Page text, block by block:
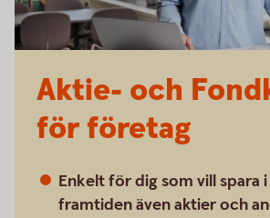
Aktie- och
för företag
Enkelt för dig som vill spara
framtiden även aktier och